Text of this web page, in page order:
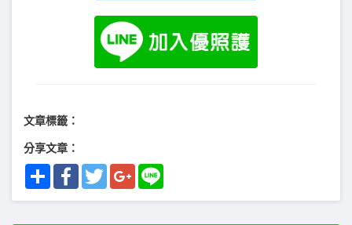
文章標籤：
分享文章：
Share FacebookTwitterGoogle+